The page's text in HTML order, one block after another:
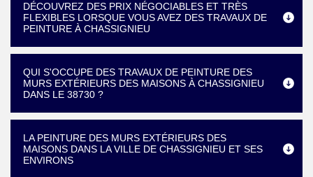
DÉCOUVREZ DES PRIX NÉGOCIABLES ET TRÈS
FLEXIBLES LORSQUE VOUS AVEZ DES TRAVAUX DE
PEINTURE À CHASSIGNIEU
QUI S'OCCUPE DES TRAVAUX DE PEINTURE DES
MURS EXTÉRIEURS DES MAISONS À CHASSIGNIEU
DANS LE 38730 ?
LA PEINTURE DES MURS EXTÉRIEURS DES
MAISONS DANS LA VILLE DE CHASSIGNIEU ET SES
ENVIRONS